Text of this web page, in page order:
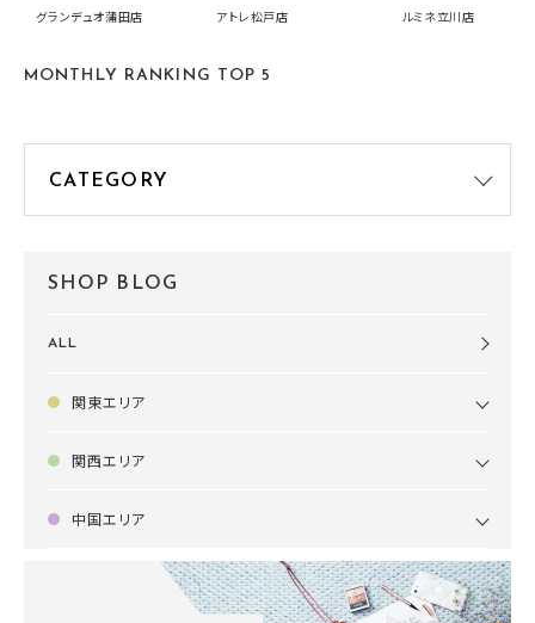
グランデュオ蒲田店
中です！
アトレ松戸店
summer2026開催
ルミネ立川店
MONTHLY RANKING TOP 5
SHOP BLOG
ALL
関東エリア
関西エリア
中国エリア